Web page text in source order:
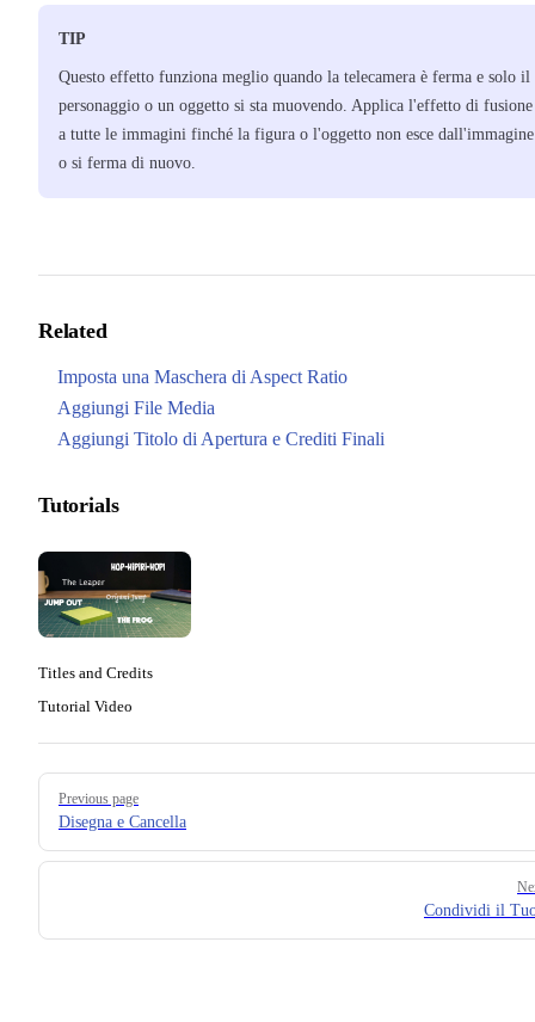
TIP
Questo effetto funziona meglio quando la telecamera è ferma e solo il
personaggio o un oggetto si sta muovendo. Applica l'effetto di fusione
a tutte le immagini finché la figura o l'oggetto non esce dall'immagine
o si ferma di nuovo.
Related
Imposta una Maschera di Aspect Ratio
Aggiungi File Media
Aggiungi Titolo di Apertura e Crediti Finali
Tutorials
Titles and Credits
Tutorial Video
Pager
Previous page
Disegna e Cancella
Condividi il